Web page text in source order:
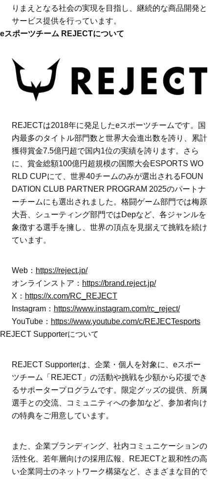
りまえとなる社会の実現を目指し、継続的な商品開発と
サービス提供を行っています。
eスポーツチーム REJECTについて
REJECTは2018年に発足したeスポーツチームです。国
内最多のタイトル部門数と世界大会進出数を誇り、累計
獲得賞金7.5億円超で国内1位の実績を誇ります。さら
に、賞金総額100億円超規模の国際大会ESPORTS WO
RLD CUPにて、世界40チームのみが選出されるFOUN
DATION CLUB PARTNER PROGRAM 2025のパートナ
ーチームにも選出されました。格闘ゲーム部門では梅原
大吾、シューティング部門ではDepなど、各ジャンルを
象徴する選手を擁し、世界の頂点を見据えて挑戦を続け
ています。
Web： https://reject.jp/
オンラインストア： https://brand.reject.jp/
X： https://x.com/RC_REJECT
Instagram： https://www.instagram.com/rc_reject/
YouTube： https://www.youtube.com/c/REJECTesports
REJECT Supporterについて
REJECT Supporterは、企業・個人を対象に、eスポー
ツチーム「REJECT」の活動や挑戦を少額から応援でき
るサポータープログラムです。限定グッズの提供、所属
選手との交流、コミュニティへの参加など、参加者向け
の特典をご用意しています。
また、企業ブランディング、社内コミュニケーションの
活性化、若年層向けの採用広報、REJECTと親和性の高
い企業同士のネットワーク構築など、さまざまな目的で